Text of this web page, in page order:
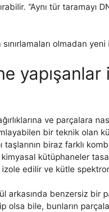
“Aynı tür taramayı
ve parçalara
bir teknik olan
taşlarının biraz farklı
kimyasal kütüphaneler
izole edilir ve kütle
arkasında benzersiz bir
olsa bile, bunların